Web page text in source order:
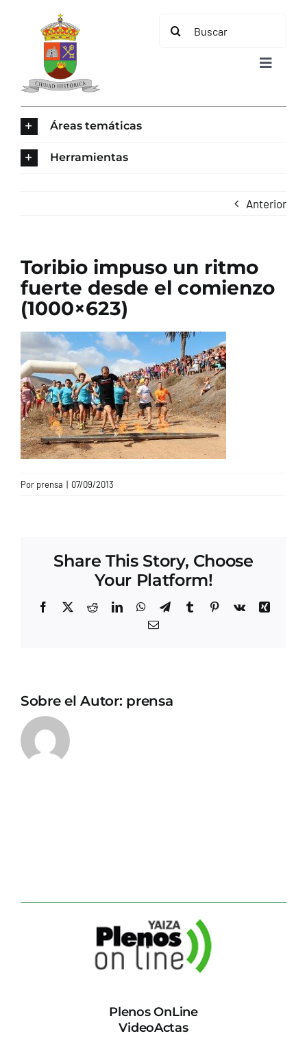
contenido
Buscar:
Toggle
TURISMO
Áreas temáticas
Herramientas
Anterior
Toribio impuso un ritmo
fuerte desde el comienzo
(1000×623)
Por prensa | 07/09/2013
Share This Story, Choose
Your Platform!
Facebook
X RedditLinkedInWhatsApp
TelegramTumblrPinterest
Vk
Xing
Correo
Sobre el Autor: prensa
Plenos OnLine
VideoActas